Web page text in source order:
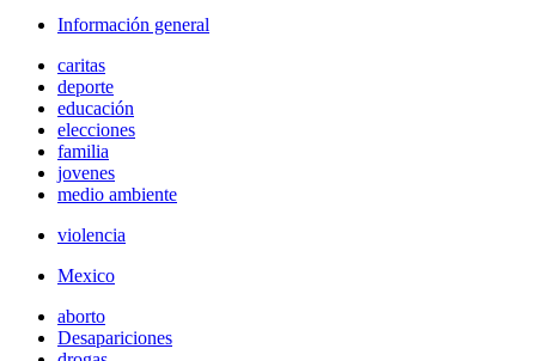
Información general
caritas
deporte
educación
elecciones
familia
jovenes
medio ambiente
violencia
Mexico
aborto
Desapariciones